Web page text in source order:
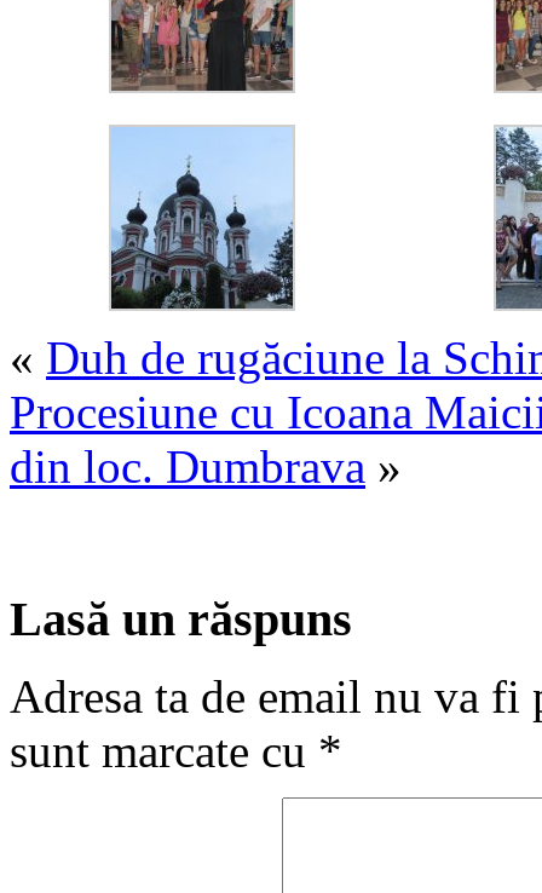
« Duh de rugăciune la
Procesiune cu Icoana
din loc. Dumbrava »
Lasă un răspuns
Adresa ta de email nu va fi
sunt marcate cu *